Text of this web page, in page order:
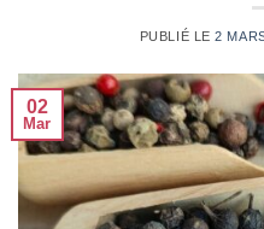
PUBLIÉ LE2
02
Mar